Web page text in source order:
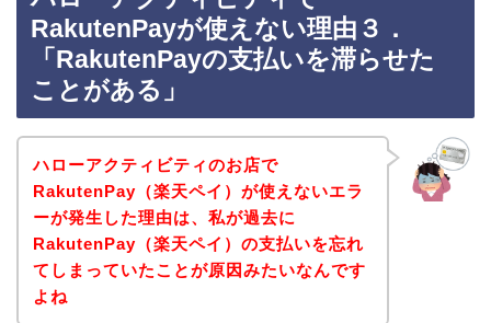
RakutenPayが使えない理由３．
「RakutenPayの支払いを滞らせた
ことがある」
ハローアクティビティのお店で
RakutenPay（楽天ペイ）が使えないエラ
ーが発生した理由は、私が過去に
RakutenPay（楽天ペイ）の支払いを忘れ
てしまっていたことが原因みたいなんです
よね